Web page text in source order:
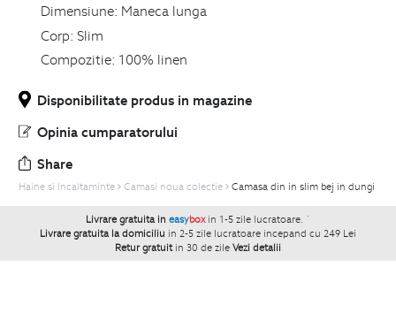
Dimensiune: Maneca lunga
Corp: Slim
Compozitie: 100% linen
Disponibilitate produs in magazine
Opinia cumparatorului
Share
Haine si Incaltaminte Camasi noua colectie Camasa din in slim bej in dungi
Livrare gratuita in easybox in 1-5 zile lucratoare. `
Livrare gratuita la domiciliu in 2-5 zile lucratoare incepand cu 249 Lei
Retur gratuit in 30 de zile Vezi detalii